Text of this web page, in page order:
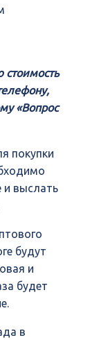
стоимость
«Вопрос
покупки
и выслать
будут
и
будет
в